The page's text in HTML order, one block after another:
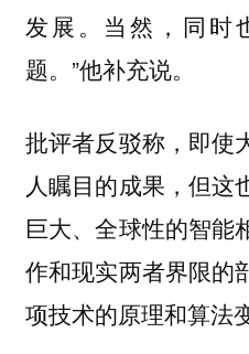
发展。当然，同时
题。”他补充说。
批评者反驳称，即使
人瞩目的成果，但这
巨大、全球性的智能
作和现实两者界限的
项技术的原理和算法